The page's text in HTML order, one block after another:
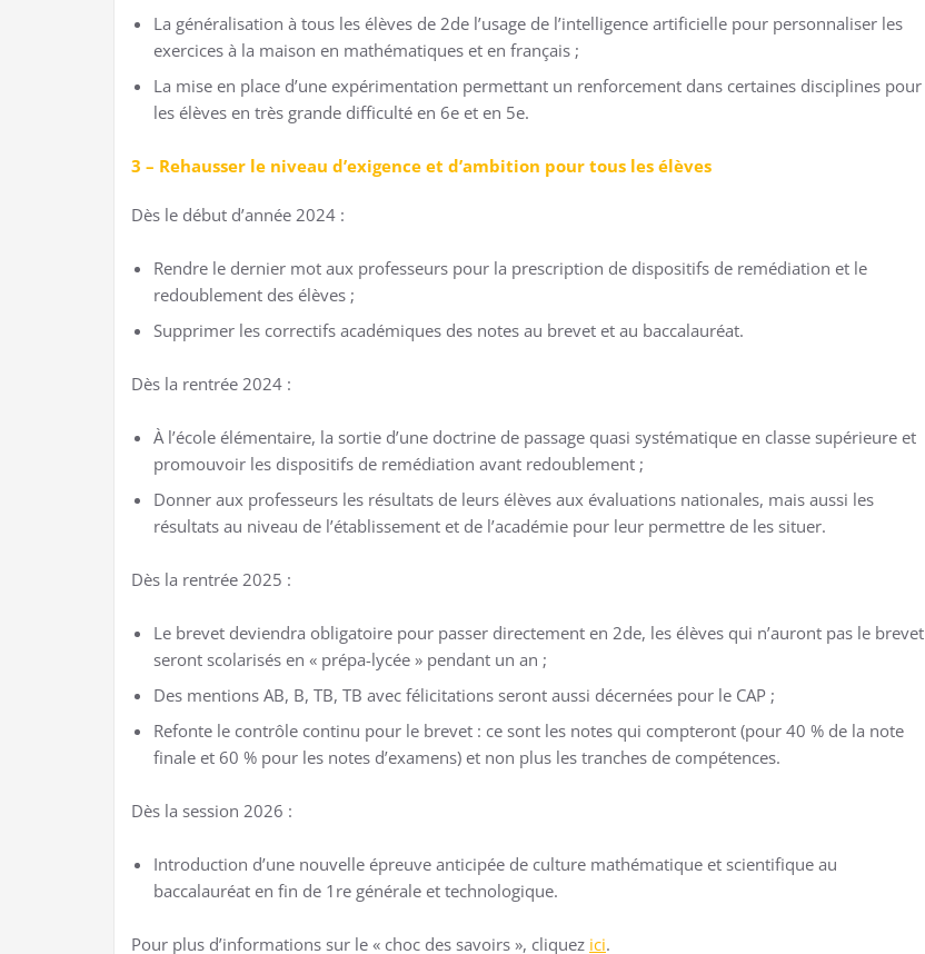
La généralisation à tous les élèves de 2de l’usage de l’intelligence artificielle pour personnaliser les
exercices à la maison en mathématiques et en français ;
La mise en place d’une expérimentation permettant un renforcement dans certaines disciplines pour
les élèves en très grande difficulté en 6e et en 5e.
3 – Rehausser le niveau d’exigence et d’ambition pour tous les élèves
Dès le début d’année 2024 :
Rendre le dernier mot aux professeurs pour la prescription de dispositifs de remédiation et le
redoublement des élèves ;
Supprimer les correctifs académiques des notes au brevet et au baccalauréat.
Dès la rentrée 2024 :
À l’école élémentaire, la sortie d’une doctrine de passage quasi systématique en classe supérieure et
promouvoir les dispositifs de remédiation avant redoublement ;
Donner aux professeurs les résultats de leurs élèves aux évaluations nationales, mais aussi les
résultats au niveau de l’établissement et de l’académie pour leur permettre de les situer.
Dès la rentrée 2025 :
Le brevet deviendra obligatoire pour passer directement en 2de, les élèves qui n’auront pas le brevet
seront scolarisés en « prépa-lycée » pendant un an ;
Des mentions AB, B, TB, TB avec félicitations seront aussi décernées pour le CAP ;
Refonte le contrôle continu pour le brevet : ce sont les notes qui compteront (pour 40 % de la note
finale et 60 % pour les notes d’examens) et non plus les tranches de compétences.
Dès la session 2026 :
Introduction d’une nouvelle épreuve anticipée de culture mathématique et scientifique au
baccalauréat en fin de 1re générale et technologique.
Pour plus d’informations sur le « choc des savoirs », cliquez ici.